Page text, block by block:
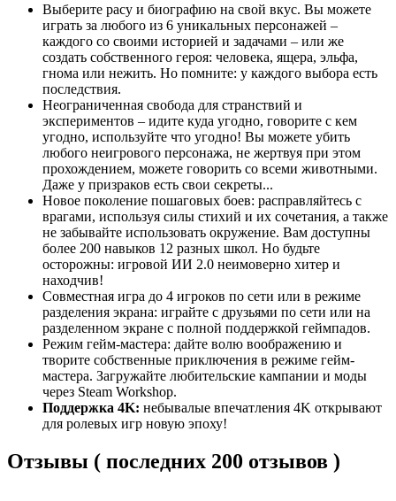
Выберите расу и биографию на свой вкус. Вы можете
играть за любого из 6 уникальных персонажей –
каждого со своими историей и задачами – или же
создать собственного героя: человека, ящера, эльфа,
гнома или нежить. Но помните: у каждого выбора есть
последствия.
Неограниченная свобода для странствий и
экспериментов – идите куда угодно, говорите с кем
угодно, используйте что угодно! Вы можете убить
любого неигрового персонажа, не жертвуя при этом
прохождением, можете говорить со всеми животными.
Даже у призраков есть свои секреты...
Новое поколение пошаговых боев: расправляйтесь с
врагами, используя силы стихий и их сочетания, а также
не забывайте использовать окружение. Вам доступны
более 200 навыков 12 разных школ. Но будьте
осторожны: игровой ИИ 2.0 неимоверно хитер и
находчив!
Совместная игра до 4 игроков по сети или в режиме
разделения экрана: играйте с друзьями по сети или на
разделенном экране с полной поддержкой геймпадов.
Режим гейм-мастера: дайте волю воображению и
творите собственные приключения в режиме гейм-
мастера. Загружайте любительские кампании и моды
через Steam Workshop.
Поддержка 4K: небывалые впечатления 4K открывают
для ролевых игр новую эпоху!
Отзывы ( последних 200 отзывов )